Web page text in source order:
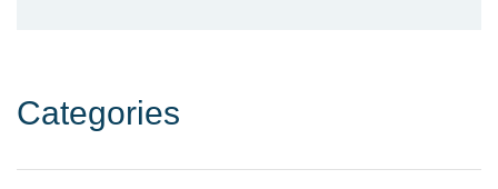
Categories